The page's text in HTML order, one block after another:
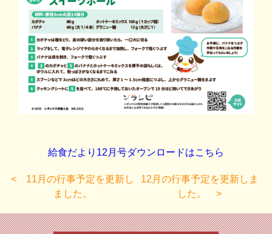
給食だより12月号ダウンロードはこちら
11月の行事予定を更新し
ました。
12月の行事予定を更新しま
した。